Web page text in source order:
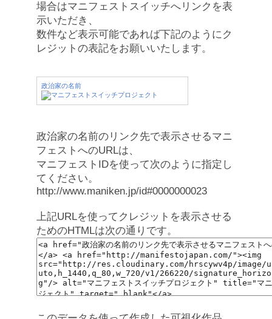
場合はマニフェストスイッチへリンクを表
示いただき、
数件など表示可能であれば下記のようにク
レジットの表記をお願いいたします。
政治家の名前
政治家の名前のリンク先で表示させるマニ
フェストへのURLは、
マニフェストIDを使って次のように指定し
てください。
http://www.maniken.jp/id#0000000023
上記URLを使ってクレジットを表示させる
ためのHTMLは次の通りです。